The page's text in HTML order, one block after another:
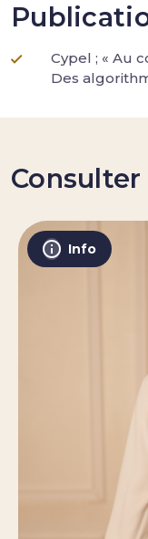
Cypel ; « Au
Des
Consulter
Info